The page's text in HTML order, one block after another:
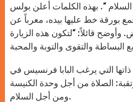
“. بهذه الكلمات أعلن بولس
بورقة خط عليها بيده، معرباً عن
وأوضح قائلاً: “لتكون هذه الزيارة
التي يرغب البابا فرنسيس في
الصلاة من أجل وحدة الكنيسة
ومن أجل السلام.